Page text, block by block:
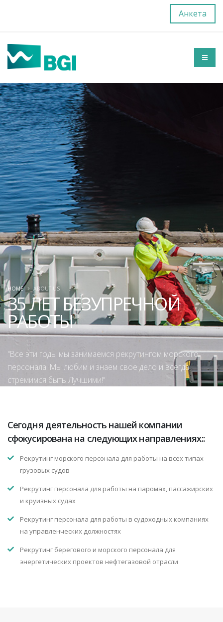
Анкета
HOME ABOUT US
35 ЛЕТ БЕЗУПРЕЧНОЙ
РАБОТЫ
"Все эти годы мы занимаемся рекрутингом морского
персонала. Мы любим и знаем свое дело и всегда
стремимся быть Лучшими!"
Сегодня деятельность нашей компании
сфокусирована на следующих направлениях::
Рекрутинг морского персонала для работы на всех типах
грузовых судов
Рекрутинг персонала для работы на паромах, пассажирских
и круизных судах
Рекрутинг персонала для работы в судоходных компаниях
на управленческих должностях
Рекрутинг берегового и морского персонала для
энергетических проектов нефтегазовой отрасли